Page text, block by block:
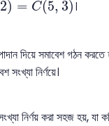
2) = C(5, 3)।
দিয়ে সমাবেশ গঠন করতে
সংখ্যা নির্ণয়ে।
নির্ণয় করা সহজ হয়, যা